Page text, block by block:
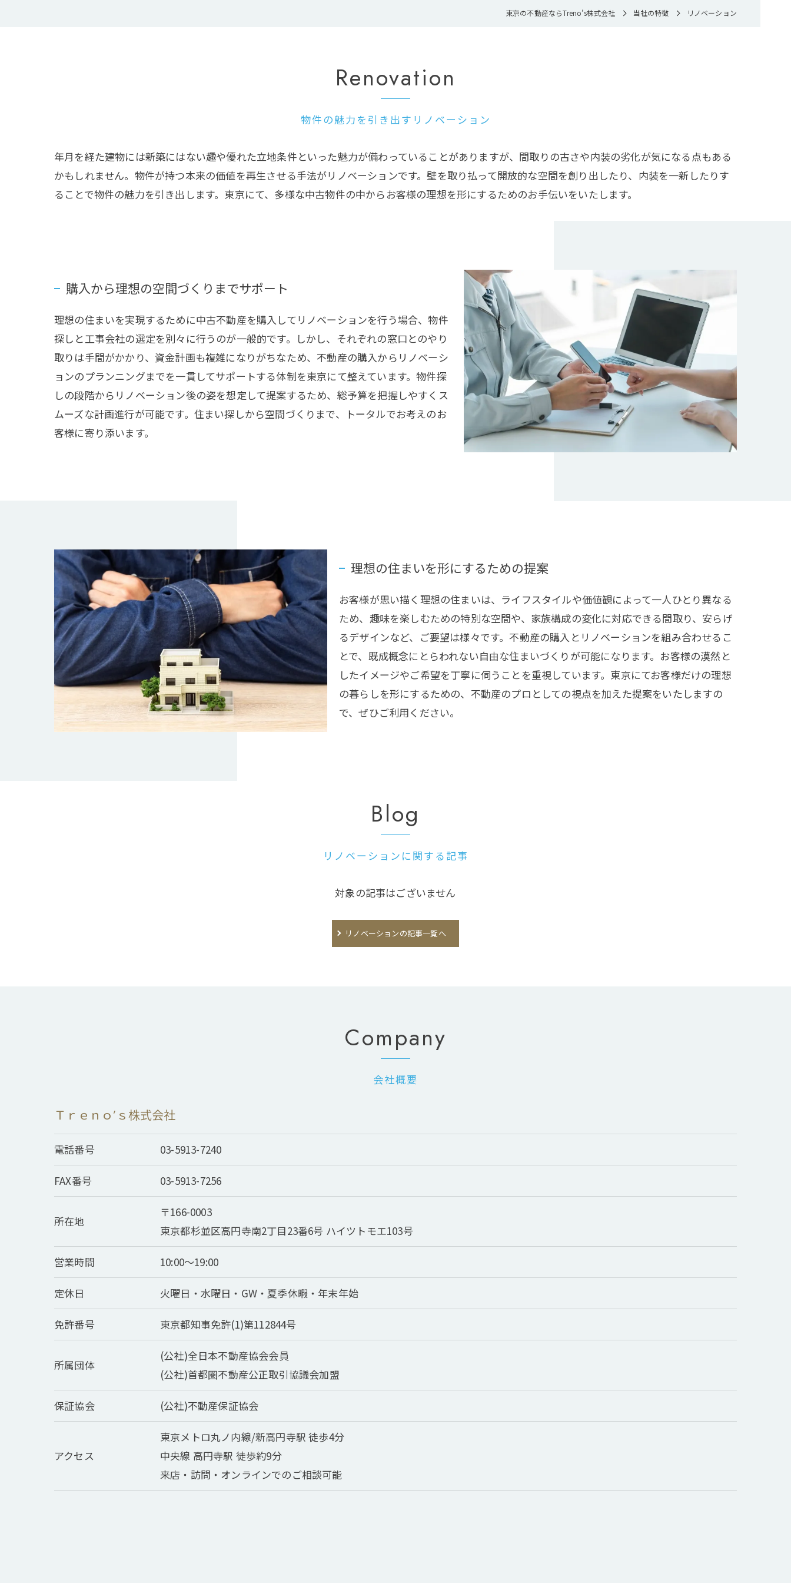
東京の不動産ならTreno’s株式会社 当社の特徴 リノベーション
物件の魅力を引き出すリノベーション
Renovation
年月を経た建物には新築にはない趣や優れた立地条件といった魅力が備わっていることがありますが、間取りの古さや内装の劣化が気になる点もある
かもしれません。物件が持つ本来の価値を再生させる手法がリノベーションです。壁を取り払って開放的な空間を創り出したり、内装を一新したりす
ることで物件の魅力を引き出します。東京にて、多様な中古物件の中からお客様の理想を形にするためのお手伝いをいたします。
購入から理想の空間づくりまでサポート
理想の住まいを実現するために中古不動産を購入してリノベーションを行う場合、物件
探しと工事会社の選定を別々に行うのが一般的です。しかし、それぞれの窓口とのやり
取りは手間がかかり、資金計画も複雑になりがちなため、不動産の購入からリノベーシ
ョンのプランニングまでを一貫してサポートする体制を東京にて整えています。物件探
しの段階からリノベーション後の姿を想定して提案するため、総予算を把握しやすくス
ムーズな計画進行が可能です。住まい探しから空間づくりまで、トータルでお考えのお
客様に寄り添います。
理想の住まいを形にするための提案
お客様が思い描く理想の住まいは、ライフスタイルや価値観によって一人ひとり異なる
ため、趣味を楽しむための特別な空間や、家族構成の変化に対応できる間取り、安らげ
るデザインなど、ご要望は様々です。不動産の購入とリノベーションを組み合わせるこ
とで、既成概念にとらわれない自由な住まいづくりが可能になります。お客様の漠然と
したイメージやご希望を丁寧に伺うことを重視しています。東京にてお客様だけの理想
の暮らしを形にするための、不動産のプロとしての視点を加えた提案をいたしますの
で、ぜひご利用ください。
リノベーションに関する記事
Blog
対象の記事はございません
リノベーションの記事一覧へ
会社概要
Company
Ｔｒｅｎｏ’ｓ株式会社
電話番号 03-5913-7240
FAX番号 03-5913-7256
所在地
〒166-0003
東京都杉並区高円寺南2丁目23番6号 ハイツトモエ103号
営業時間 10:00～19:00
定休日 火曜日・水曜日・GW・夏季休暇・年末年始
免許番号 東京都知事免許(1)第112844号
所属団体
(公社)全日本不動産協会会員
(公社)首都圏不動産公正取引協議会加盟
保証協会 (公社)不動産保証協会
アクセス
東京メトロ丸ノ内線/新高円寺駅 徒歩4分
中央線 高円寺駅 徒歩約9分
来店・訪問・オンラインでのご相談可能